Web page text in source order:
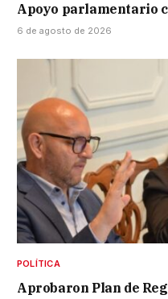
Apoyo parlamentario
6 de agosto de 2026
POLÍTICA
Aprobaron Plan de